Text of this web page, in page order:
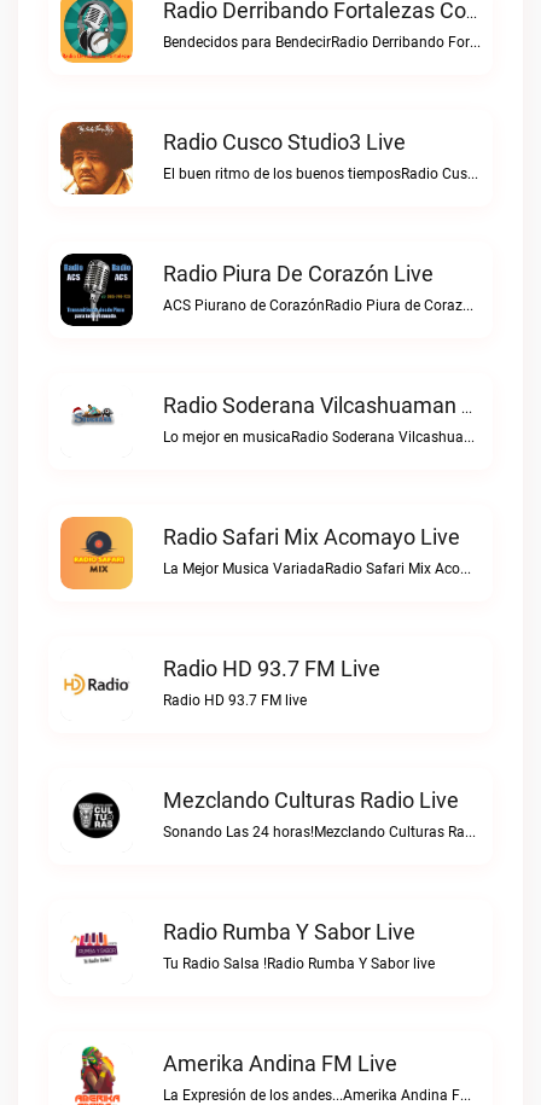
Radio Derribando Fortalezas Con Cristo Live
Bendecidos para BendecirRadio Derribando Fortalezas con Cristo live
Radio Cusco Studio3 Live
El buen ritmo de los buenos tiemposRadio Cusco Studio3 live
Radio Piura De Corazón Live
ACS Piurano de CorazónRadio Piura de Corazón live
Radio Soderana Vilcashuaman Live
Lo mejor en musicaRadio Soderana Vilcashuaman live
Radio Safari Mix Acomayo Live
La Mejor Musica VariadaRadio Safari Mix Acomayo live
Radio HD 93.7 FM Live
Radio HD 93.7 FM live
Mezclando Culturas Radio Live
Sonando Las 24 horas!Mezclando Culturas Radio live
Radio Rumba Y Sabor Live
Tu Radio Salsa !Radio Rumba Y Sabor live
Amerika Andina FM Live
La Expresión de los andes...Amerika Andina FM live